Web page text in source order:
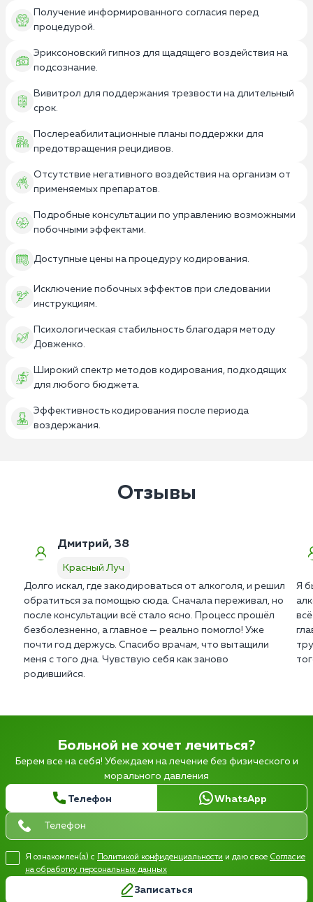
Получение информированного согласия перед
процедурой.
Эриксоновский гипноз для щадящего воздействия на
подсознание.
Вивитрол для поддержания трезвости на длительный
срок.
Послереабилитационные планы поддержки для
предотвращения рецидивов.
Отсутствие негативного воздействия на организм от
применяемых препаратов.
Подробные консультации по управлению возможными
побочными эффектами.
Доступные цены на процедуру кодирования.
Исключение побочных эффектов при следовании
инструкциям.
Психологическая стабильность благодаря методу
Довженко.
Широкий спектр методов кодирования, подходящих
для любого бюджета.
Эффективность кодирования после периода
воздержания.
Отзывы
Дмитрий, 38
Красный Луч
Долго искал, где закодироваться от алкоголя, и решил
обратиться за помощью сюда. Сначала переживал, но
после консультации всё стало ясно. Процесс прошёл
безболезненно, а главное — реально помогло! Уже
почти год держусь. Спасибо врачам, что вытащили
меня с того дна. Чувствую себя как заново
родившийся.
Я
Больной не хочет лечиться?
Берем все на себя! Убеждаем на лечение без физического и
морального давления
Телефон WhatsApp
Я ознакомлен(а) с Политикой конфиденциальности и даю свое Согласие
на обработку персональных данных
Записаться